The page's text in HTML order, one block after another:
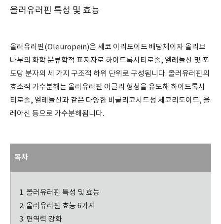
올러유러핀 특성 및 효능
올러유러핀(Oleuropein)은 세코 이리도이드 배당체이자 올리브
나무의 화학 분류학적 표지자로 하이드록시티로솔, 엘레놀산 및 포
도당 분자의 세 가지 구조적 하위 단위로 구성됩니다. 올러유러핀의
효소적 가수분해는 올러유러핀 어글리 형성을 유도해 하이드록시
티로솔, 엘레놀산과 같은 다양한 비글리코시드성 세코리도이드, 올
레아신 등으로 가수분해됩니다.
목차
올러유러핀 특성 및 효능
올러유러핀 효능 6가지
면역력 강화